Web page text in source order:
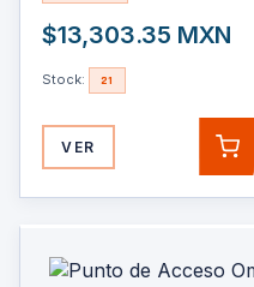
$13,303.35 MXN
Stock: 21
VER